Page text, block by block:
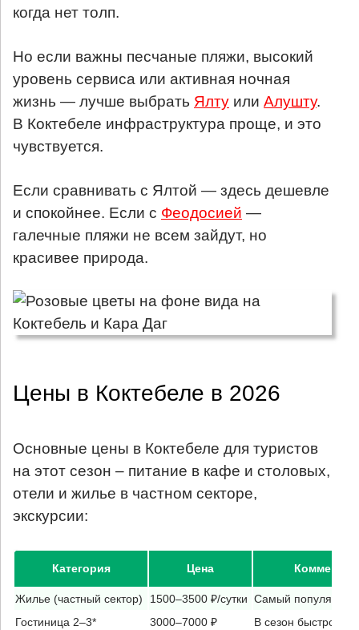
когда нет толп.
Но если важны песчаные пляжи, высокий
уровень сервиса или активная ночная
жизнь — лучше выбрать Ялту или Алушту.
В Коктебеле инфраструктура проще, и это
чувствуется.
Если сравнивать с Ялтой — здесь дешевле
и спокойнее. Если с Феодосией —
галечные пляжи не всем зайдут, но
красивее природа.
Цены в Коктебеле в 2026
Основные цены в Коктебеле для туристов
на этот сезон – питание в кафе и столовых,
отели и жилье в частном секторе,
экскурсии:
Категория Цена
Жилье (частный сектор) 1500–3500 ₽/сутки Самый популярный
Гостиница 2–3*
3000–7000 ₽
В сезон быстро